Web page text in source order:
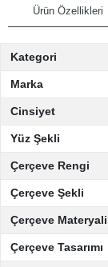
Ürün Özellikleri
Kategori
Marka
Cinsiyet
Yüz Şekli
Çerçeve Rengi
Çerçeve Şekli
Çerçeve Materyali
Çerçeve Tasarımı